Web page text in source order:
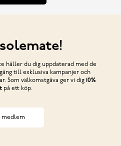
håller du dig uppdaterad med de
till exklusiva kampanjer och
Som välkomstgåva ger vi dig 10%
på ett köp.
medlem